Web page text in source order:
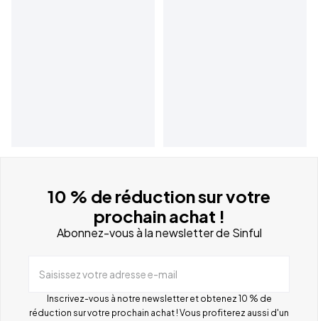
10 % de réduction sur votre
prochain achat !
Abonnez-vous à la newsletter de Sinful
Saisissez votre adresse e-mail
Inscrivez-vous à notre newsletter et obtenez 10 % de
réduction sur votre prochain achat ! Vous profiterez aussi d'un